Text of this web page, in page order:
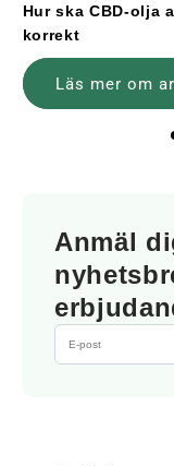
Hur ska CBD-olja
korrekt
Läs mer om
Anmäl